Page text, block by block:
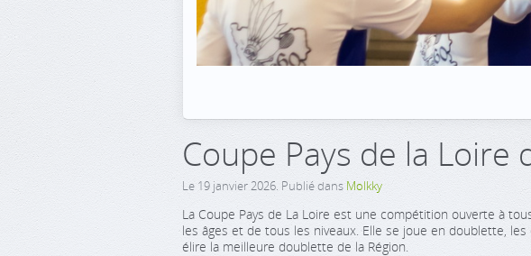
Coupe Pays de la Loire
Le 19 janvier 2026. Publié dans Molkky
La Coupe Pays de La Loire est une compétition ouverte à
les âges et de tous les niveaux. Elle se joue en doublette,
élire la meilleure doublette de la Région.